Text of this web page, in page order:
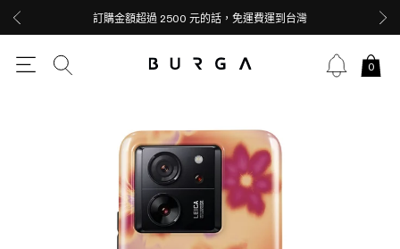
訂購金額超過 2500 元的話，免運費運到台灣
0